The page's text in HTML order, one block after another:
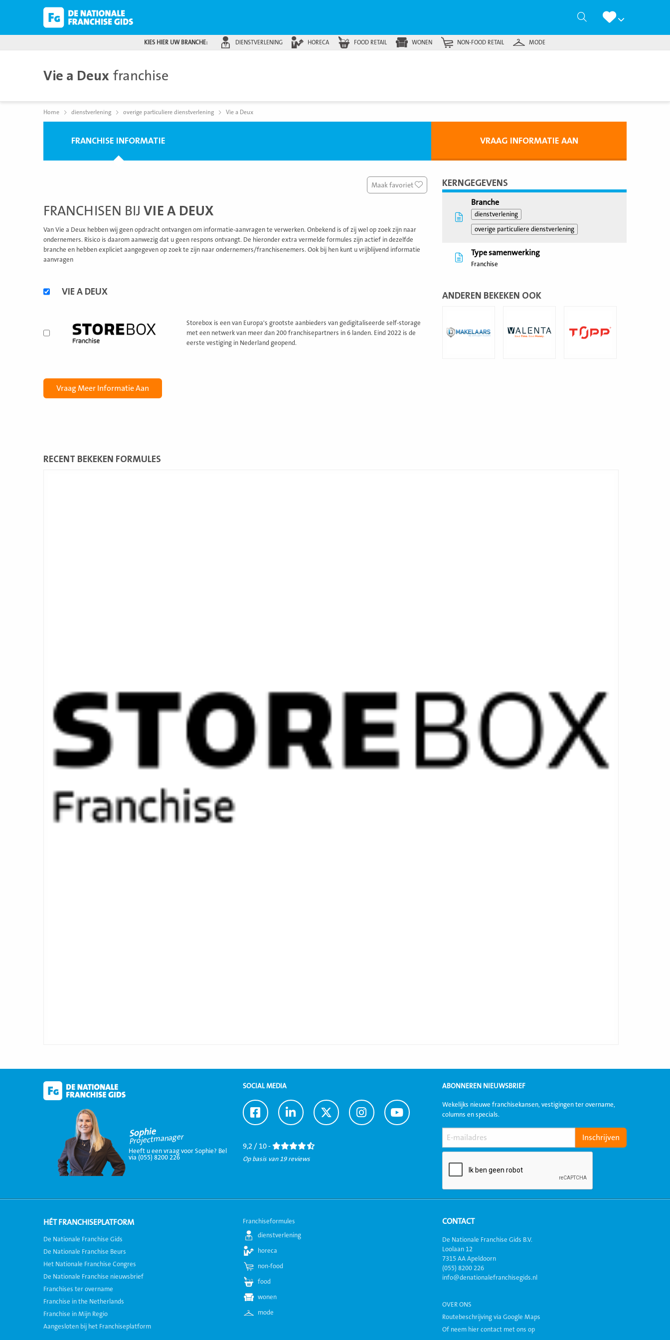
Zoeken
KIES HIER UW BRANCHE: DIENSTVERLENING HORECA FOOD RETAIL WONEN NON-FOOD RETAIL MODE
Vie a Deux franchise
Home dienstverlening overige particuliere dienstverlening Vie a Deux
FRANCHISE INFORMATIE VRAAG INFORMATIE AAN
Maak favoriet
FRANCHISEN BIJ VIE A DEUX
Van Vie a Deux hebben wij geen opdracht ontvangen om informatie-aanvragen te verwerken. Onbekend is of zij wel op zoek zijn naar
ondernemers. Risico is daarom aanwezig dat u geen respons ontvangt. De hieronder extra vermelde formules zijn actief in dezelfde
branche en hebben expliciet aangegeven op zoek te zijn naar ondernemers/franchisenemers. Ook bij hen kunt u vrijblijvend informatie
aanvragen
formulesVIE A DEUX
Storebox is een van Europa's grootste aanbieders van gedigitaliseerde self-storage
met een netwerk van meer dan 200 franchisepartners in 6 landen. Eind 2022 is de
eerste vestiging in Nederland geopend.
KERNGEGEVENS
Branche
dienstverlening
overige particuliere dienstverlening
Type samenwerking
Franchise
ANDEREN BEKEKEN OOK
RECENT BEKEKEN FORMULES
Sophie
Projectmanager
Heeft u een vraag voor Sophie? Bel
via (055) 8200 226
SOCIAL MEDIA
Ga
naar
Ga
naar
Ga
naar
Ga
naar
Ga
naar
9,2 / 10 -
Op basis van 19 reviews
ABONNEREN NIEUWSBRIEF
Wekelijks nieuwe franchisekansen, vestigingen ter overname,
columns en specials.
HÉT FRANCHISEPLATFORM
De Nationale Franchise Gids
De Nationale Franchise Beurs
Het Nationale Franchise Congres
De Nationale Franchise nieuwsbrief
Franchises ter overname
Franchise in the Netherlands
Franchise in Mijn Regio
Aangesloten bij het Franchiseplatform
Franchiseformules
dienstverlening
horeca
non-food
food
wonen
mode
CONTACT
De Nationale Franchise Gids B.V.
Loolaan 12
7315 AA Apeldoorn
(055) 8200 226
info@denationalefranchisegids.nl
OVER ONS
Routebeschrijving via Google Maps
Of neem hier contact met ons op